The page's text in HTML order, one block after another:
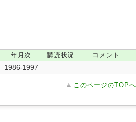
年月次 購読状況 コメント
1986-1997
このページのTOPへ